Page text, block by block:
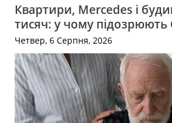
Квартири, Mercedes і
тисяч: у чому
Четвер, 6 Серпня, 2026